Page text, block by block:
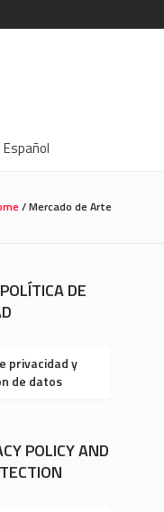
Español
/Mercado de Arte
DE
privacidad y
de datos
POLICY AND